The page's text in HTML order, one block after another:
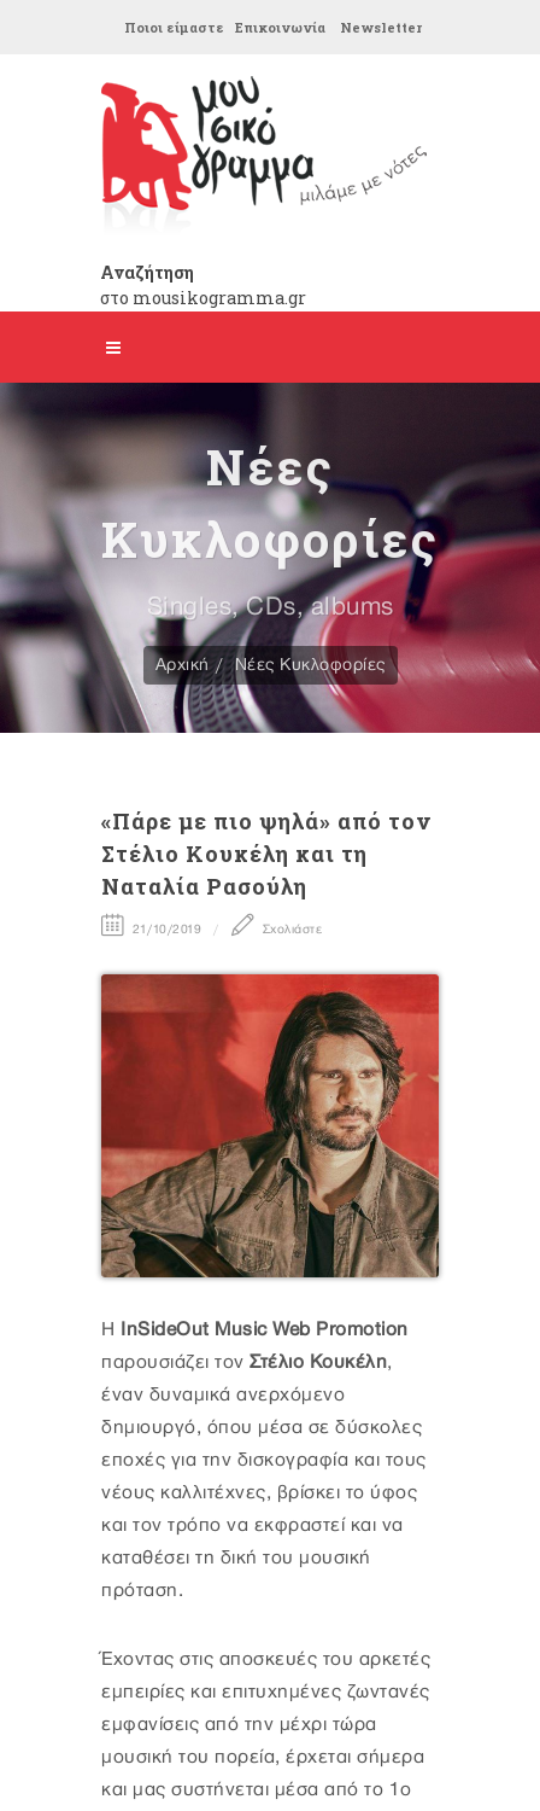
Ποιοι είμαστε Επικοινωνία Newsletter
Αναζήτηση
στο mousikogramma.gr
Νέες
Κυκλοφορίες
Singles, CDs, albums
Αρχική Νέες Κυκλοφορίες
«Πάρε με πιο ψηλά» από τον
Στέλιο Κουκέλη και τη
Ναταλία Ρασούλη
21/10/2019 Σχολιάστε
Η
InSideOut Music Web Promotion
παρουσιάζει τον Στέλιο Κουκέλη,
έναν δυναμικά ανερχόμενο
δημιουργό, όπου μέσα σε δύσκολες
εποχές για την δισκογραφία και τους
νέους καλλιτέχνες, βρίσκει το ύφος
και τον τρόπο να εκφραστεί και να
καταθέσει τη δική του μουσική
πρόταση.
Έχοντας στις αποσκευές του αρκετές
εμπειρίες και επιτυχημένες ζωντανές
εμφανίσεις από την μέχρι τώρα
μουσική του πορεία, έρχεται σήμερα
και μας συστήνεται μέσα από το 1ο